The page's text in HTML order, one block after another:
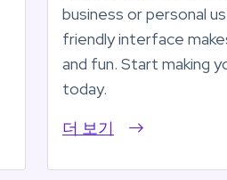
business or personal
friendly interface
and fun. Start making
today.
더 보기